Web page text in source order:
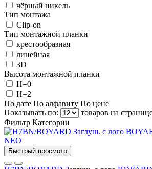
чёрный никель
Тип монтажа
Clip-on
Тип монтажной планки
крестообразная
линейная
3D
Высота монтажной планки
H=0
H=2
По дате По алфавиту По цене
Показывать по:
товаров на
Фильтр Категории
Быстрый просмотр